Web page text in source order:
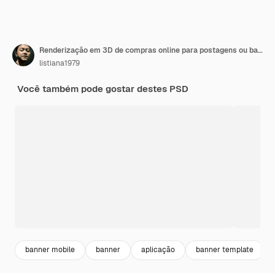
Renderização em 3D de compras online para postagens ou banners em mídias sociais
listiana1979
Você também pode gostar destes PSD
banner mobile banner aplicação banner template